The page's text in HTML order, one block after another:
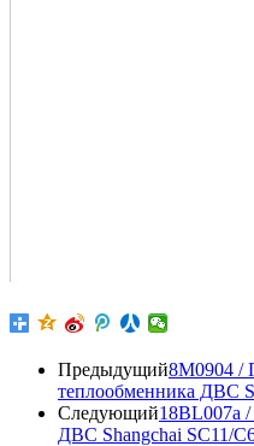
Предыдущий8M0904 /
теплообменника ДВС
Следующий18BL007a
ДВС Shangchai SC11/